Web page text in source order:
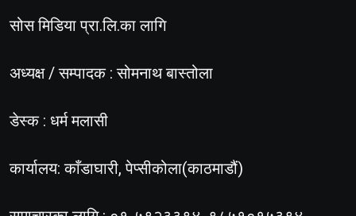
सोस मिडिया प्रा.लि.का लागि
अध्यक्ष / सम्पादक : सोमनाथ बास्तोला
डेस्क : धर्म मलासी
कार्यालय: काँडाघारी, पेप्सीकोला(काठमाडौं)